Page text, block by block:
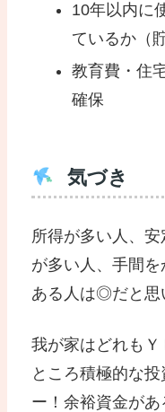
10年以内に
ているか（
教育費・住
確保
気づき
所得が多い人、
が多い人、手間
ある人は◎だと思
我が家はどれも
ところ積極的な
ー！余裕資金が